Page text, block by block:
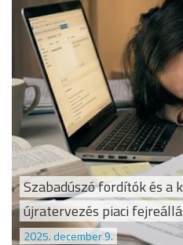
Szabadúszó fordítók és a
újratervezés piaci
2025. december 9.